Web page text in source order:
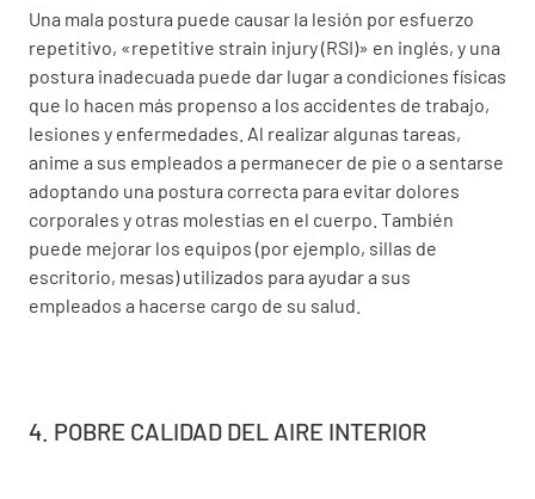
Una mala postura puede causar la lesión por esfuerzo
repetitivo, «repetitive strain injury (RSI)» en inglés, y una
postura inadecuada puede dar lugar a condiciones físicas
que lo hacen más propenso a los accidentes de trabajo,
lesiones y enfermedades. Al realizar algunas tareas,
anime a sus empleados a permanecer de pie o a sentarse
adoptando una postura correcta para evitar dolores
corporales y otras molestias en el cuerpo. También
puede mejorar los equipos (por ejemplo, sillas de
escritorio, mesas) utilizados para ayudar a sus
empleados a hacerse cargo de su salud.
4. POBRE CALIDAD DEL AIRE INTERIOR